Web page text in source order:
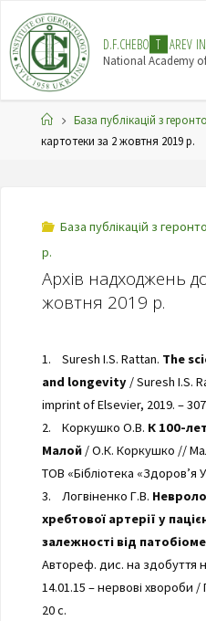
content
D.F.CHEBO T AREV IN
National Academy
HomeБаза публікацій з
картотеки за 2 жовтня 2019 р.
База публікацій з
р.
Архів надходжень
жовтня 2019 р.
1. Suresh I.S. Rattan. The
and longevity/ Suresh I.S.
imprint of Elsevier, 2019. –
2. Коркушко О.В. К 100-
Малой/ О.К. Коркушко //
ТОВ «Бібліотека «Здоров’я
3. Логвіненко Г.В.
хребтової артерії у
залежності від
Автореф. дис. на здобуття
14.01.15 – нервові хвороби /
20 с.